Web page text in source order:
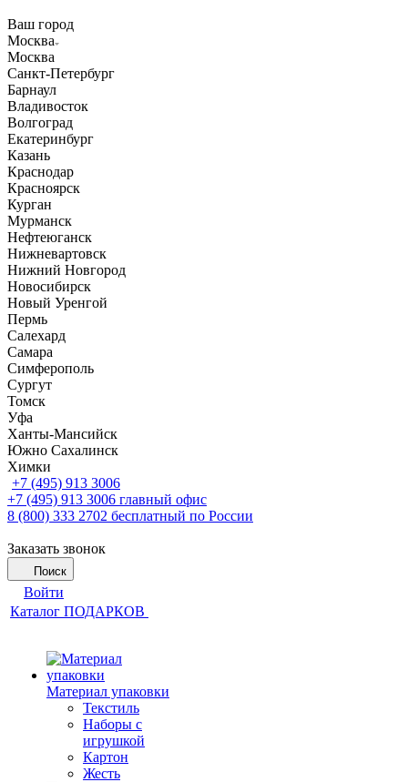
Ваш город
Москва
Москва
Санкт-Петербург
Барнаул
Владивосток
Волгоград
Екатеринбург
Казань
Краснодар
Красноярск
Курган
Мурманск
Нефтеюганск
Нижневартовск
Нижний Новгород
Новосибирск
Новый Уренгой
Пермь
Салехард
Самара
Симферополь
Сургут
Томск
Уфа
Ханты-Мансийск
Южно Сахалинск
Химки
+7 (495) 913 3006
+7 (495) 913 3006 главный офис
8 (800) 333 2702 бесплатный по России
Заказать звонок
Поиск
Войти
Каталог ПОДАРКОВ
Материал упаковки
Текстиль
Наборы с
игрушкой
Картон
Жесть